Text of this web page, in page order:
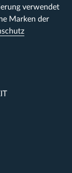
verwendet
Marken der